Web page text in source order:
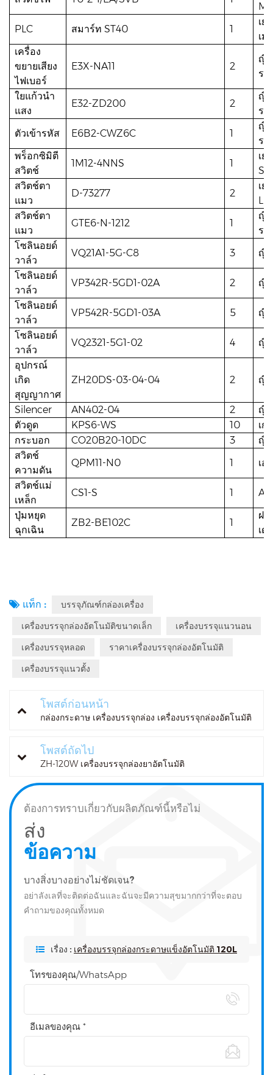
PLC
สมาร์ท ST40 1
เย
เม
เครื่อง
ขยายเสียง
ไฟเบอร์
E3X-NA11 2
ญี่
รอ
ใยแก้วนำ
แสง
E32-ZD200 2
ญี่
รอ
ตัวเข้ารหัส
E6B2-CWZ6C 1
ญี่
รอ
พร็อกซิมิตี
สวิตช์
1M12-4NNS 1
เย
สวิตช์ตา
แมว
D-73277 2
เย
สวิตช์ตา
แมว
GTE6-N-1212 1
ญี่
รอ
โซลินอยด์
วาล์ว
VQ21A1-5G-C8 3
ญี่ปุ่
โซลินอยด์
วาล์ว
VP342R-5GD1-02A 2
ญี่ปุ่
โซลินอยด์
วาล์ว
VP542R-5GD1-03A 5
ญี่ปุ่
โซลินอยด์
วาล์ว
VQ2321-5G1-02 4
ญี่ปุ่
อุปกรณ์
เกิด
สุญญากาศ
ZH20DS-03-04-04 2 ญี่ปุ่
Silencer AN402-04 2
ญี่ปุ่
ตัวดูด
KPS6-WS 10
เก
กระบอก
CO20B20-10DC 3
ญี่ปุ่
สวิตช์
ความดัน
QPM11-N0 1
เอ
สวิตช์แม่
เหล็ก
CS1-S 1
ปุ่มหยุด
ฉุกเฉิน
ZB2-BE102C 1
ฝรั่
เด
แท็ก :
บรรจุภัณฑ์กล่องเครื่อง
เครื่องบรรจุกล่องอัตโนมัติขนาดเล็ก
เครื่องบรรจุแนวนอน
เครื่องบรรจุหลอด
ราคาเครื่องบรรจุกล่องอัตโนมัติ
เครื่องบรรจุแนวตั้ง
โพสต์ก่อนหน้า
กล่องกระดาษ เครื่องบรรจุกล่อง เครื่องบรรจุกล่องอัตโนมัติ
โพสต์ถัดไป
ZH-120W เครื่องบรรจุกล่องยาอัตโนมัติ
ต้องการทราบเกี่ยวกับผลิตภัณฑ์นี้หรือไม่
ส่ง
ข้อความ
บางสิ่งบางอย่างไม่ชัดเจน?
อย่าลังเลที่จะติดต่อฉันและฉันจะมีความสุขมากกว่าที่จะตอบ
คำถามของคุณทั้งหมด
เรื่อง : เครื่องบรรจุกล่องกระดาษแข็งอัตโนมัติ 120L
โทรของคุณ/WhatsApp
อีเมลของคุณ *